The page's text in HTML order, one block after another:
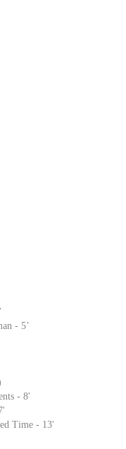
- 5’
- 8'
Time - 13'